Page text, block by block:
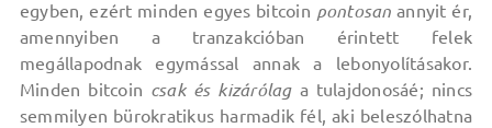
egyben, ezért minden egyes bitcoin pontosan annyit ér,
amennyiben a tranzakcióban érintett felek
megállapodnak egymással annak a lebonyolításakor.
Minden bitcoin csak és kizárólaga tulajdonosáé; nincs
semmilyen bürokratikus harmadik fél, aki beleszólhatna